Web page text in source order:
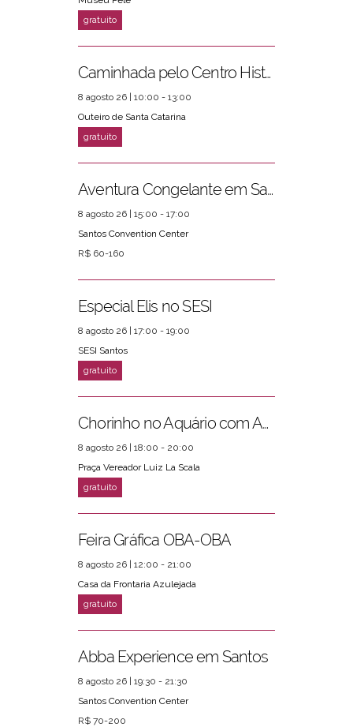
PRÓXIMOS EVENTOS ver mais
Caminhada pelo Centro Histórico
8 agosto 26 | 10:00 - 13:00
Outeiro de Santa Catarina
Aventura Congelante em Santos
8 agosto 26 | 15:00 - 17:00
Santos Convention Center
R$ 60-160
Especial Elis no SESI
8 agosto 26 | 17:00 - 19:00
SESI Santos
Chorinho no Aquário com Amigos da Música e Mari Torres
8 agosto 26 | 18:00 - 20:00
Praça Vereador Luiz La Scala
Feira Gráfica OBA-OBA
8 agosto 26 | 12:00 - 21:00
Casa da Frontaria Azulejada
Abba Experience em Santos
8 agosto 26 | 19:30 - 21:30
Santos Convention Center
R$ 70-200